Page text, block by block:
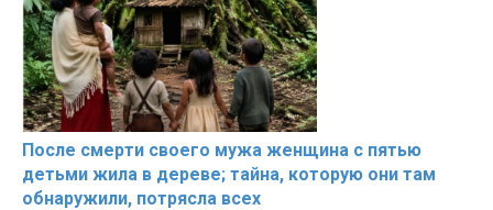
После смерти своего мужа женщина с пятью
детьми жила в дереве; тайна, которую они там
обнаружили, потрясла всех